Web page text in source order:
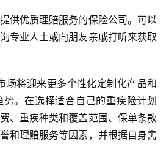
供优质理赔服务的保险公司。可以
专业人士或向朋友亲戚打听来获取
场将迎来更多个性化定制化产品和
。在选择适合自己的重疾险计划
、重疾种类和覆盖范围、保单条款
和理赔服务等因素，并根据自身需